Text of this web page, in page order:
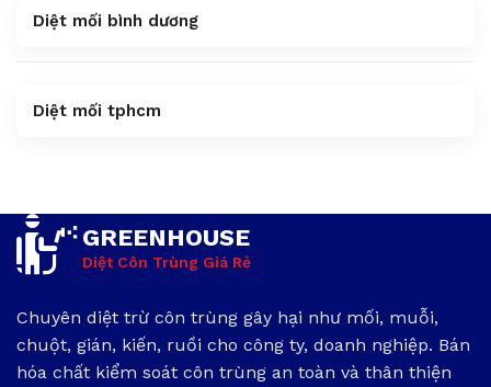
Diệt mối bình dương
Diệt mối tphcm
GREENHOUSE
Diệt Côn Trùng Giá Rẻ
Chuyên diệt trừ côn trùng gây hại như mối, muỗi,
chuột, gián, kiến, ruồi cho công ty, doanh nghiệp. Bán
hóa chất kiểm soát côn trùng an toàn và thân thiện